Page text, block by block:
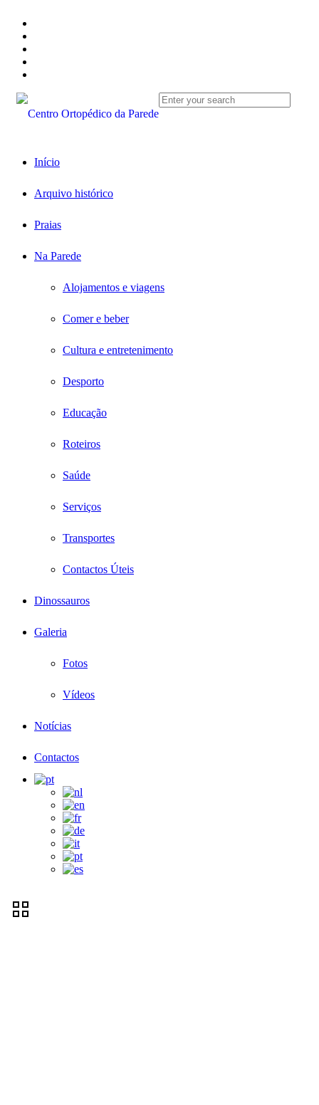
Início
Arquivo histórico
Praias
Na Parede
Alojamentos e viagens
Comer e beber
Cultura e entretenimento
Desporto
Educação
Roteiros
Saúde
Serviços
Transportes
Contactos Úteis
Dinossauros
Galeria
Fotos
Vídeos
Notícias
Contactos